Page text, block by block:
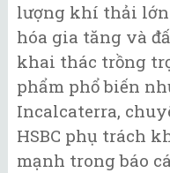
lượng khí thải
hóa gia tăng và
khai thác trồng
phẩm phổ biến
Incalcaterra,
HSBC phụ trách
mạnh trong báo